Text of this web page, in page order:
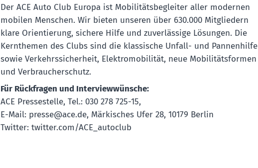
Der ACE Auto Club Europa ist Mobilitätsbegleiter aller modernen
mobilen Menschen. Wir bieten unseren über 630.000 Mitgliedern
klare Orientierung, sichere Hilfe und zuverlässige Lösungen. Die
Kernthemen des Clubs sind die klassische Unfall- und Pannenhilfe
sowie Verkehrssicherheit, Elektromobilität, neue Mobilitätsformen
und Verbraucherschutz.
Für Rückfragen und Interviewwünsche:
ACE Pressestelle, Tel.: 030 278 725-15,
E-Mail: presse@ace.de, Märkisches Ufer 28, 10179 Berlin
Twitter: twitter.com/ACE_autoclub